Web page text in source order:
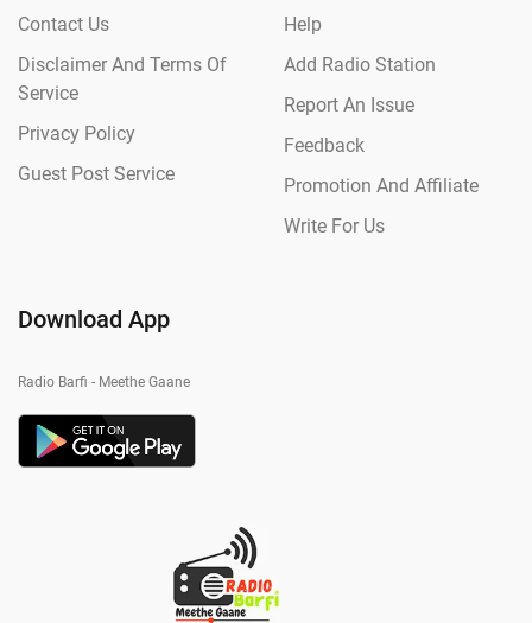
Contact Us
Disclaimer And Terms Of
Service
Privacy Policy
Guest Post Service
Help
Add Radio Station
Report An Issue
Feedback
Promotion And Affiliate
Write For Us
Download App
Radio Barfi - Meethe Gaane